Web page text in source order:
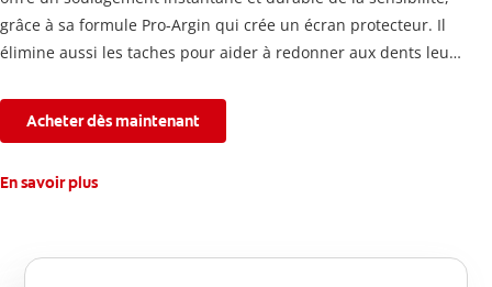
grâce à sa formule Pro-Argin qui crée un écran protecteur. Il
élimine aussi les taches pour aider à redonner aux dents leur
connaissez.
Acheter dès maintenant
En savoir plus